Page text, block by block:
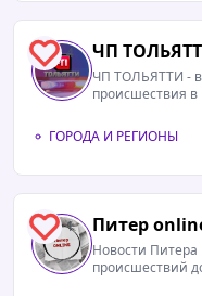
08.08.2026 / 17:08
В Краснодаре
бывшему бойцу
сообщника
предприниматель
08.08.2026 / 17:08
4 ЧП
ЧП ТОЛЬЯТТИ - важные новости Тольятти и
происшествия в
ГОРОДА И РЕГИОНЫ
1 Питер
Новости Питера
происшествий